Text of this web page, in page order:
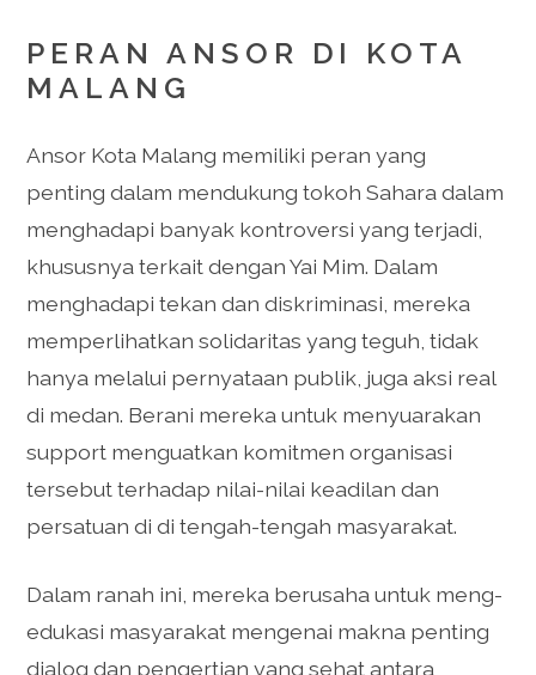
PERAN ANSOR DI KOTA
MALANG
Ansor Kota Malang memiliki peran yang
penting dalam mendukung tokoh Sahara dalam
menghadapi banyak kontroversi yang terjadi,
khususnya terkait dengan Yai Mim. Dalam
menghadapi tekan dan diskriminasi, mereka
memperlihatkan solidaritas yang teguh, tidak
hanya melalui pernyataan publik, juga aksi real
di medan. Berani mereka untuk menyuarakan
support menguatkan komitmen organisasi
tersebut terhadap nilai-nilai keadilan dan
persatuan di di tengah-tengah masyarakat.
Dalam ranah ini, mereka berusaha untuk meng-
edukasi masyarakat mengenai makna penting
dialog dan pengertian yang sehat antara